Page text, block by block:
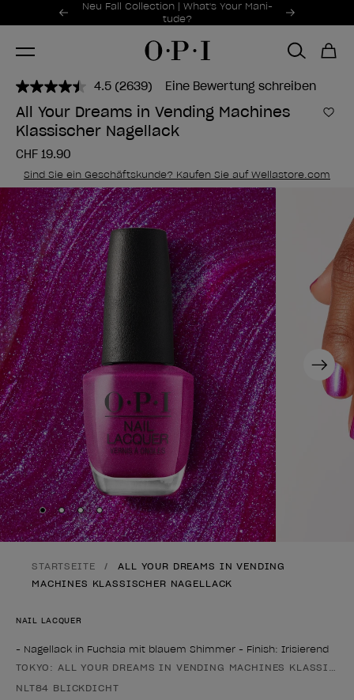
Sonderangebote
Neu Fall Collection | What's Your Mani-
tude?
Item 1 of 2
4.5 2639
Bewertungen
lesen..
Link
zur
Seite.
(2639) Eine Bewertung schreiben
All Your Dreams in Vending Machines
Klassischer Nagellack
Zur
CHF 19.90
Sind Sie ein Geschäftskunde? Kaufen Sie auf Wellastore.com
Next
Skip to slide1
Skip to slide2
Skip to slide3
Skip to slide4
STARTSEITE
ALL YOUR DREAMS IN VENDING
MACHINES KLASSISCHER NAGELLACK
NAIL LACQUER
- Nagellack in Fuchsia mit blauem Shimmer - Finish: Irisierend
Form des Produkts
TOKYO: ALL YOUR DREAMS IN VENDING MACHINES
NLT84 BLICKDICHT